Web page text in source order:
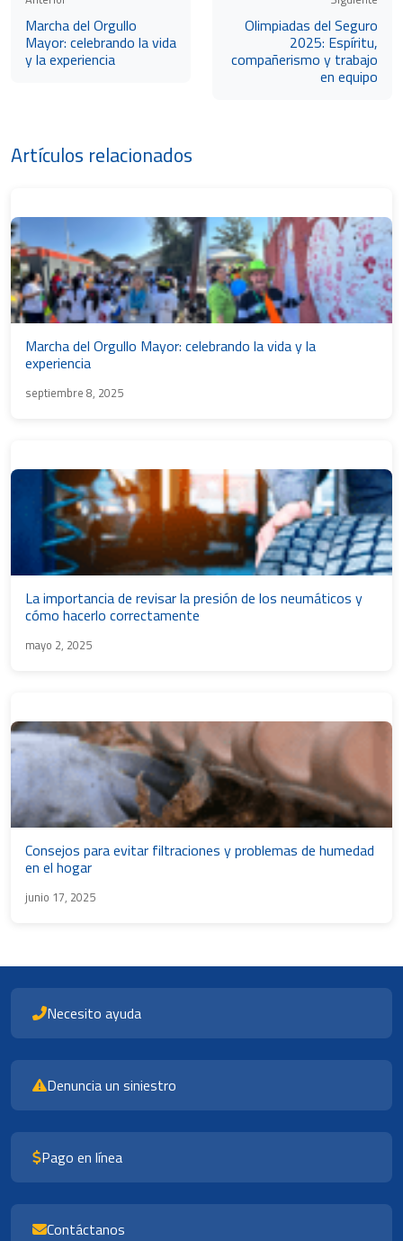
Marcha del Orgullo
Mayor: celebrando la vida
y la experiencia
Olimpiadas del Seguro
2025: Espíritu,
compañerismo y trabajo
en equipo
Artículos relacionados
Marcha del Orgullo Mayor: celebrando la vida y la
experiencia
septiembre 8, 2025
La importancia de revisar la presión de los neumáticos y
cómo hacerlo correctamente
mayo 2, 2025
Consejos para evitar filtraciones y problemas de humedad
en el hogar
junio 17, 2025
Necesito ayuda
Denuncia un siniestro
Pago en línea
Contáctanos